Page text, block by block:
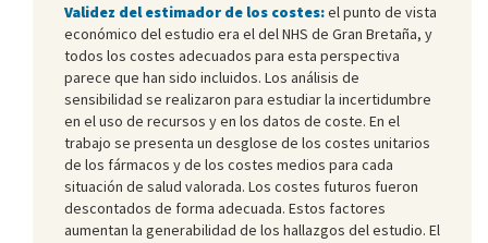
Validez del estimador de los costes:el punto de vista
económico del estudio era el del NHS de Gran Bretaña, y
todos los costes adecuados para esta perspectiva
parece que han sido incluidos. Los análisis de
sensibilidad se realizaron para estudiar la incertidumbre
en el uso de recursos y en los datos de coste. En el
trabajo se presenta un desglose de los costes unitarios
de los fármacos y de los costes medios para cada
situación de salud valorada. Los costes futuros fueron
descontados de forma adecuada. Estos factores
aumentan la generabilidad de los hallazgos del estudio. El